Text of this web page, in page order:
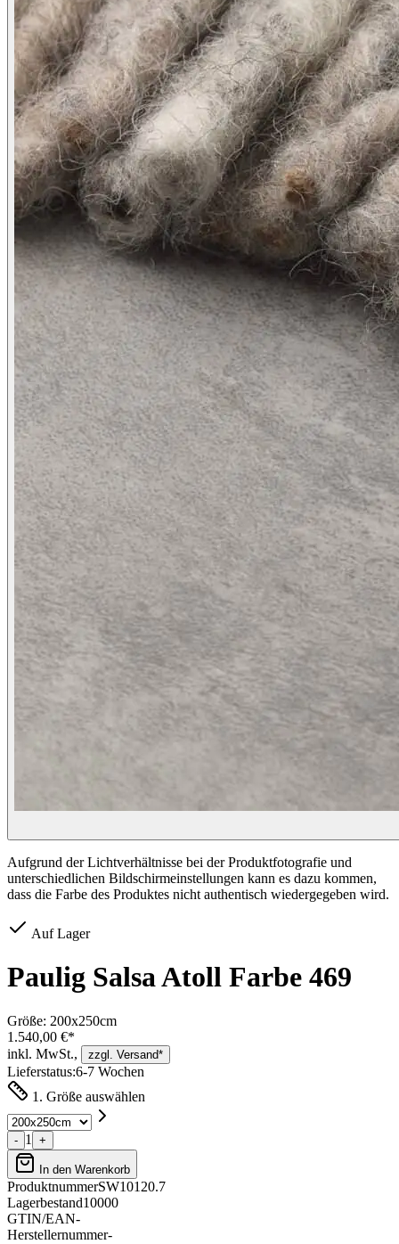
Aufgrund der Lichtverhältnisse bei der Produktfotografie und
unterschiedlichen Bildschirmeinstellungen kann es dazu kommen,
dass die Farbe des Produktes nicht authentisch wiedergegeben wird.
Auf Lager
Paulig Salsa Atoll Farbe 469
Größe: 200x250cm
1.540,00 €*
inkl. MwSt.,
zzgl. Versand*
Lieferstatus:6-7 Wochen
1. Größe auswählen
- 1 +
In den Warenkorb
ProduktnummerSW10120.7
Lagerbestand10000
GTIN/EAN-
Herstellernummer-